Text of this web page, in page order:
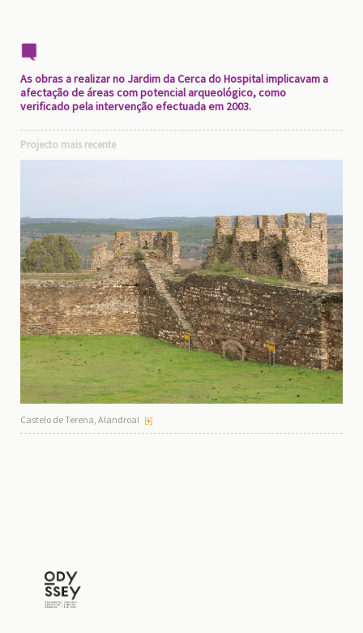
As obras a realizar no Jardim da Cerca do Hospital implicavam a
afectação de áreas com potencial arqueológico, como
verificado pela intervenção efectuada em 2003.
Projecto mais recente
Castelo de Terena, Alandroal